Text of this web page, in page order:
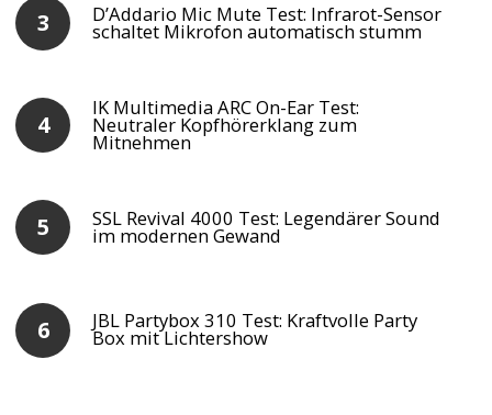
D’Addario Mic Mute Test: Infrarot-Sensor
schaltet Mikrofon automatisch stumm
IK Multimedia ARC On-Ear Test:
Neutraler Kopfhörerklang zum
Mitnehmen
SSL Revival 4000 Test: Legendärer Sound
im modernen Gewand
JBL Partybox 310 Test: Kraftvolle Party
Box mit Lichtershow